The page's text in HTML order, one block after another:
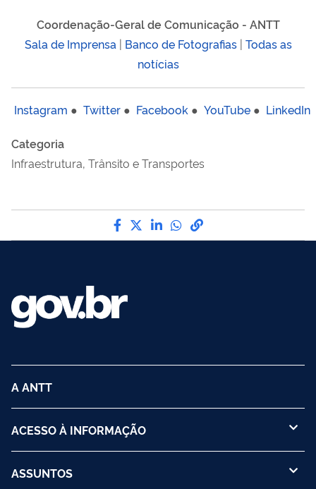
Coordenação-Geral de Comunicação - ANTT
Sala de Imprensa | Banco de Fotografias| Todas as
notícias
Instagram ● Twitter ● Facebook ● YouTube ● LinkedIn
Categoria
Infraestrutura, Trânsito e Transportes
Compartilhe por Facebook
Compartilhe por Twitter
Compartilhe por
Compartilhe por
link para Copiar
A ANTT
ACESSO À INFORMAÇÃO
ASSUNTOS